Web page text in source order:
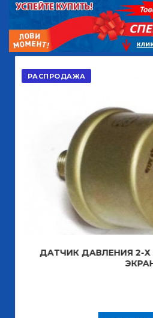
РАСПРОДАЖА
ДАТЧИК ДАВЛЕНИЯ 2-Х
ЭКРАН